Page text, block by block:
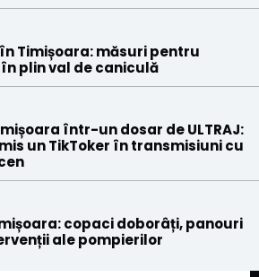
Timișoara: măsuri pentru
plin val de caniculă
într-un dosar de ULTRAJ:
un TikToker în transmisiuni cu
copaci doborâți, panouri
ale pompierilor